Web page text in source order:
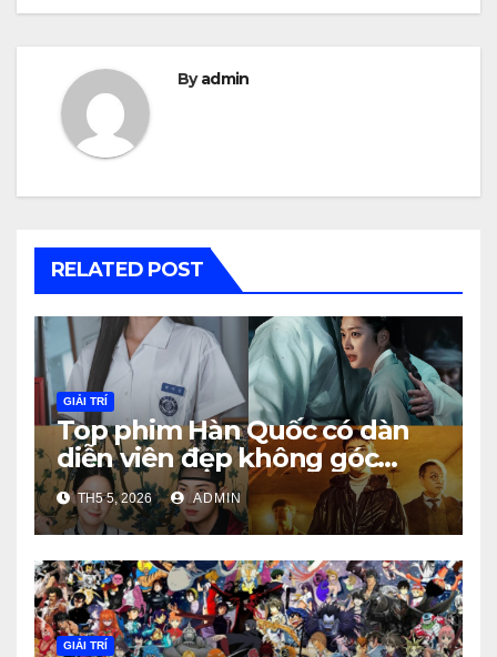
Byadmin
RELATED POST
GIẢI TRÍ
Top phim Hàn Quốc có dàn
diễn viên đẹp không góc
chết
TH5 5, 2026 ADMIN
GIẢI TRÍ